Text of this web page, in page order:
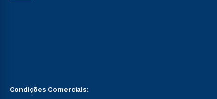
Condições Comerciais: